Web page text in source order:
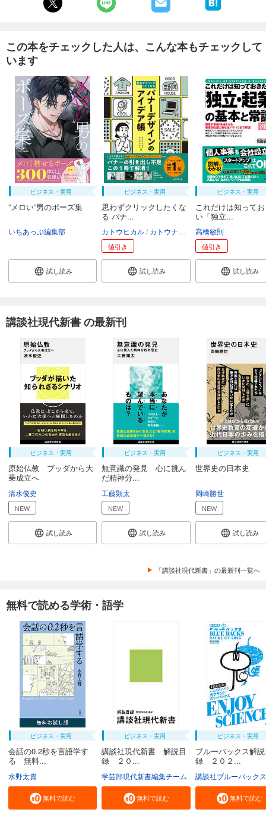
この本をチェックした人は、こんな本もチェックして
います
ビジネス・実用
”メロい”男のポーズ集
いちあっぷ編集部
試し読み
ビジネス・実用
思わずクリックしたくな
る バナ...
カトウヒカル カトウナナミ
値引き
試し読み
ビジネス・実用
これだけは知って
い「独立...
高橋敏則
値引き
試し読み
講談社現代新書 の最新刊
ビジネス・実用
原始仏教 ブッダから大
乗成立へ
清水俊史
NEW
試し読み
ビジネス・実用
無意識の発見 心に挑ん
だ精神分...
工藤顕太
NEW
試し読み
ビジネス・実用
世界史の日本史
岡崎勝世
NEW
試し読み
「講談社現代新書」の最新刊一覧へ
無料で読める学術・語学
ビジネス・実用
会話の0.2秒を言語学す
る 無料...
水野太貴
無料で読む
ビジネス・実用
講談社現代新書 解説目
録 ２０...
学芸部現代新書編集チーム
無料で読む
ビジネス・実用
ブルーバックス解
録 ２０２...
講談社ブルーバックス
無料で読む